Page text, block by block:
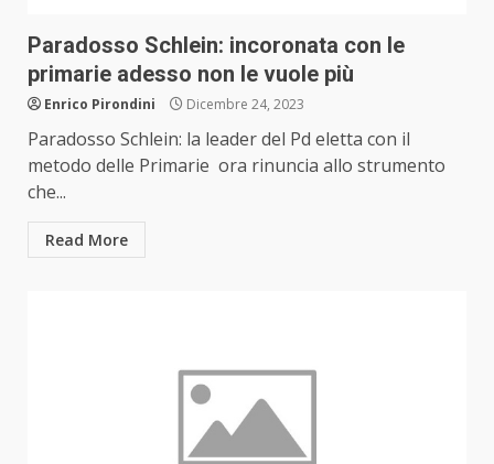
Paradosso Schlein: incoronata con le
primarie adesso non le vuole più
Enrico Pirondini Dicembre 24, 2023
Paradosso Schlein: la leader del Pd eletta con il
metodo delle Primarie ora rinuncia allo strumento
che...
Read More